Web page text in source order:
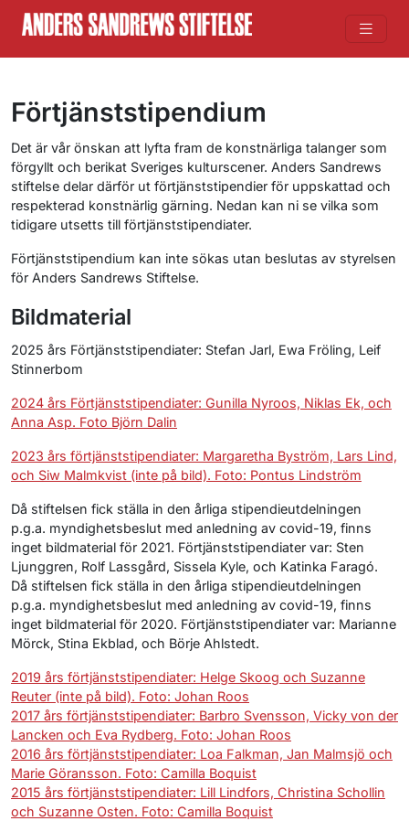
Förtjänststipendium
Det är vår önskan att lyfta fram de konstnärliga talanger som
förgyllt och berikat Sveriges kulturscener. Anders Sandrews
stiftelse delar därför ut förtjänststipendier för uppskattad och
respekterad konstnärlig gärning. Nedan kan ni se vilka som
tidigare utsetts till förtjänststipendiater.
Förtjänststipendium kan inte sökas utan beslutas av styrelsen
för Anders Sandrews Stiftelse.
Bildmaterial
2025 års Förtjänststipendiater: Stefan Jarl, Ewa Fröling, Leif
Stinnerbom
2024 års Förtjänststipendiater: Gunilla Nyroos, Niklas Ek, och
Anna Asp. Foto Björn Dalin
2023 års förtjänststipendiater: Margaretha Byström, Lars Lind,
och Siw Malmkvist (inte på bild). Foto: Pontus Lindström
Då stiftelsen fick ställa in den årliga stipendieutdelningen
p.g.a. myndighetsbeslut med anledning av covid-19, finns
inget bildmaterial för 2021. Förtjänststipendiater var: Sten
Ljunggren, Rolf Lassgård, Sissela Kyle, och Katinka Faragó.
Då stiftelsen fick ställa in den årliga stipendieutdelningen
p.g.a. myndighetsbeslut med anledning av covid-19, finns
inget bildmaterial för 2020. Förtjänststipendiater var: Marianne
Mörck, Stina Ekblad, och Börje Ahlstedt.
2019 års förtjänststipendiater: Helge Skoog och Suzanne
Reuter (inte på bild). Foto: Johan Roos
2017 års förtjänststipendiater: Barbro Svensson, Vicky von der
Lancken och Eva Rydberg. Foto: Johan Roos
2016 års förtjänststipendiater: Loa Falkman, Jan Malmsjö och
Marie Göransson. Foto: Camilla Boquist
2015 års förtjänststipendiater: Lill Lindfors, Christina Schollin
och Suzanne Osten. Foto: Camilla Boquist